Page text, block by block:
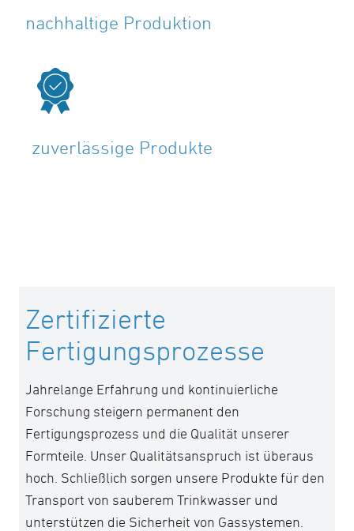
nachhaltige Produktion
zuverlässige Produkte
Zertifizierte
Fertigungsprozesse
Jahrelange Erfahrung und kontinuierliche
Forschung steigern permanent den
Fertigungsprozess und die Qualität unserer
Formteile. Unser Qualitätsanspruch ist überaus
hoch. Schließlich sorgen unsere Produkte für den
Transport von sauberem Trinkwasser und
unterstützen die Sicherheit von Gassystemen.